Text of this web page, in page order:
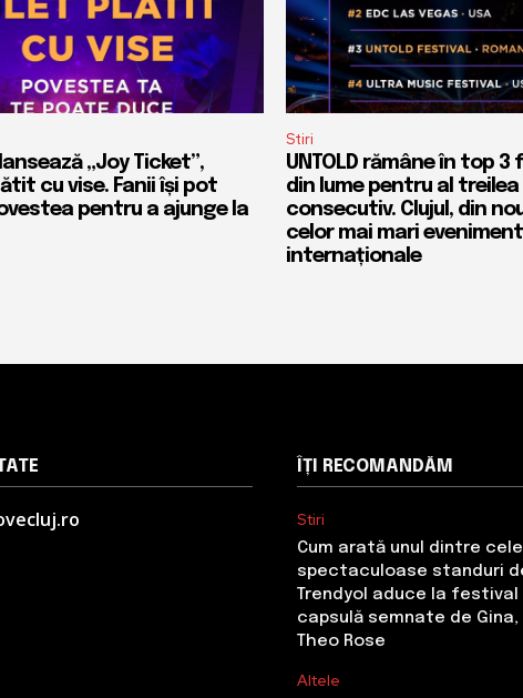
lansează „Joy Ticket”,
cu vise. Fanii își pot
pentru a ajunge la
Stiri
UNTOLD rămâne în top 3
din lume pentru al treilea
consecutiv. Clujul, din
celor mai mari
internaționale
ÎȚI RECOMANDĂM
Stiri
Cum arată unul dintre
spectaculoase standuri de
Trendyol aduce la
capsulă semnate de Gina,
Theo Rose
Altele